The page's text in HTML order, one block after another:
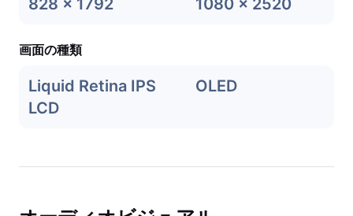
828 x 1792 1080 x 2520
画面の種類
Liquid Retina IPS
LCD
OLED